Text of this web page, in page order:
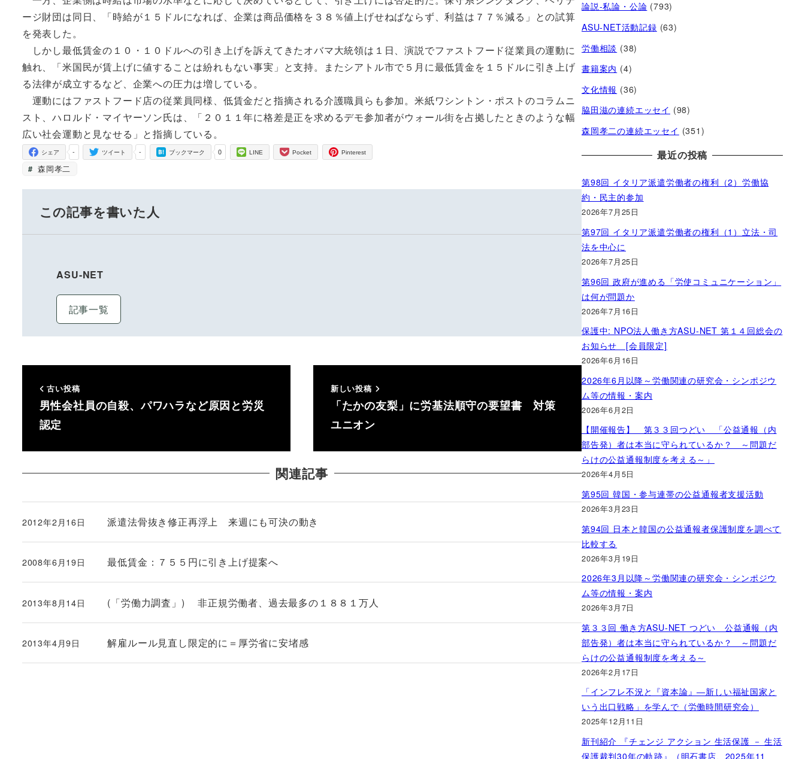
ージ財団は同日、「時給が１５ドルになれば、企業は商品価格を３８％値上げせねばならず、利益は７７％減る」との試算
を発表した。
しかし最低賃金の１０・１０ドルへの引き上げを訴えてきたオバマ大統領は１日、演説でファストフード従業員の運動に
触れ、「米国民が賃上げに値することは紛れもない事実」と支持。またシアトル市で５月に最低賃金を１５ドルに引き上げ
る法律が成立するなど、企業への圧力は増している。
運動にはファストフード店の従業員同様、低賃金だと指摘される介護職員らも参加。米紙ワシントン・ポストのコラムニ
スト、ハロルド・マイヤーソン氏は、「２０１１年に格差是正を求めるデモ参加者がウォール街を占拠したときのような幅
広い社会運動と見なせる」と指摘している。
-
シェア -
ツイート 0
ブックマーク LINE Pocket Pinterest
森岡孝二
この記事を書いた人
ASU-NET
記事一覧
古い投稿
男性会社員の自殺、パワハラなど原因と労災
認定
新しい投稿
「たかの友梨」に労基法順守の要望書 対策
ユニオン
関連記事
派遣法骨抜き修正再浮上 来週にも可決の動き
投稿日
2012年2月16日
最低賃金：７５５円に引き上げ提案へ
投稿日
2008年6月19日
(「労働力調査」) 非正規労働者、過去最多の１８８１万人
投稿日
2013年8月14日
解雇ルール見直し限定的に＝厚労省に安堵感
投稿日
2013年4月9日
論説-私論・公論 (793)
ASU-NET活動記録 (63)
労働相談 (38)
書籍案内 (4)
文化情報 (36)
脇田滋の連続エッセイ (98)
森岡孝二の連続エッセイ (351)
最近の投稿
第98回 イタリア派遣労働者の権利（2）労働協
約・民主的参加
2026年7月25日
第97回 イタリア派遣労働者の権利（1）立法・司
法を中心に
2026年7月25日
第96回 政府が進める「労使コミュニケーション」
は何が問題か
2026年7月16日
保護中: NPO法人働き方ASU-NET 第１４回総会の
お知らせ [会員限定]
2026年6月16日
2026年6月以降～労働関連の研究会・シンポジウ
ム等の情報・案内
2026年6月2日
【開催報告】 第３３回つどい 「公益通報（内
部告発）者は本当に守られているか？ ～問題だ
らけの公益通報制度を考える～」
2026年4月5日
第95回 韓国・参与連帯の公益通報者支援活動
2026年3月23日
第94回 日本と韓国の公益通報者保護制度を調べて
比較する
2026年3月19日
2026年3月以降～労働関連の研究会・シンポジウ
ム等の情報・案内
2026年3月7日
第３３回 働き方ASU-NET つどい 公益通報（内
部告発）者は本当に守られているか？ ～問題だ
らけの公益通報制度を考える～
2026年2月17日
「インフレ不況と『資本論』―新しい福祉国家と
いう出口戦略」を学んで（労働時間研究会）
2025年12月11日
新刊紹介 『チェンジ アクション 生活保護 － 生活
保護裁判30年の軌跡』（明石書店、2025年11